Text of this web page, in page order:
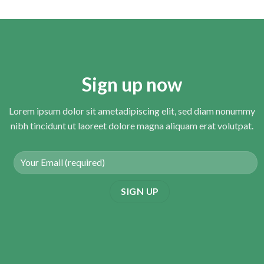
Sign up now
Lorem ipsum dolor sit ametadipiscing elit, sed diam nonummy
nibh tincidunt ut laoreet dolore magna aliquam erat volutpat.